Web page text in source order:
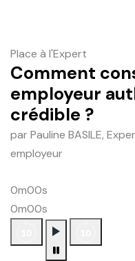
Place à l'Expert
Comment
employeur
crédible ?
par Pauline BASILE,
employeur
0m00s
0m00s